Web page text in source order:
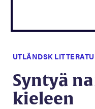
UTLÄNDSK
Syntyä
kieleen